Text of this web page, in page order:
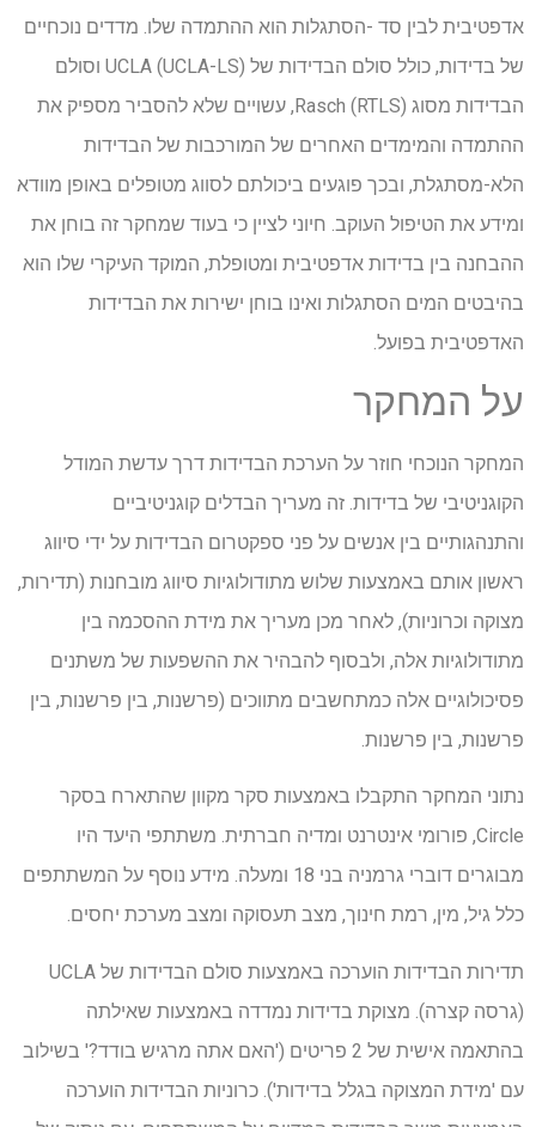
אדפטיבית לבין סד -הסתגלות הוא ההתמדה שלו. מדדים נוכחיים
של בדידות, כולל סולם הבדידות של UCLA (UCLA-LS) וסולם
הבדידות מסוג Rasch (RTLS), עשויים שלא להסביר מספיק את
ההתמדה והמימדים האחרים של המורכבות של הבדידות
הלא-מסתגלת, ובכך פוגעים ביכולתם לסווג מטופלים באופן מוודא
ומידע את הטיפול העוקב. חיוני לציין כי בעוד שמחקר זה בוחן את
ההבחנה בין בדידות אדפטיבית ומטופלת, המוקד העיקרי שלו הוא
בהיבטים המים הסתגלות ואינו בוחן ישירות את הבדידות
האדפטיבית בפועל.
על המחקר
המחקר הנוכחי חוזר על הערכת הבדידות דרך עדשת המודל
הקוגניטיבי של בדידות. זה מעריך הבדלים קוגניטיביים
והתנהגותיים בין אנשים על פני ספקטרום הבדידות על ידי סיווג
ראשון אותם באמצעות שלוש מתודולוגיות סיווג מובחנות (תדירות,
מצוקה וכרוניות), לאחר מכן מעריך את מידת ההסכמה בין
מתודולוגיות אלה, ולבסוף להבהיר את ההשפעות של משתנים
פסיכולוגיים אלה כמתחשבים מתווכים (פרשנות, בין פרשנות, בין
פרשנות, בין פרשנות.
נתוני המחקר התקבלו באמצעות סקר מקוון שהתארח בסקר
Circle, פורומי אינטרנט ומדיה חברתית. משתתפי היעד היו
מבוגרים דוברי גרמניה בני 18 ומעלה. מידע נוסף על המשתתפים
כלל גיל, מין, רמת חינוך, מצב תעסוקה ומצב מערכת יחסים.
תדירות הבדידות הוערכה באמצעות סולם הבדידות של UCLA
(גרסה קצרה). מצוקת בדידות נמדדה באמצעות שאילתה
בהתאמה אישית של 2 פריטים ('האם אתה מרגיש בודד?' בשילוב
עם 'מידת המצוקה בגלל בדידות'). כרוניות הבדידות הוערכה